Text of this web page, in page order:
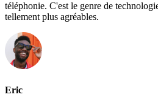
téléphonie. C'est le genre de
tellement plus agréables.
Eric